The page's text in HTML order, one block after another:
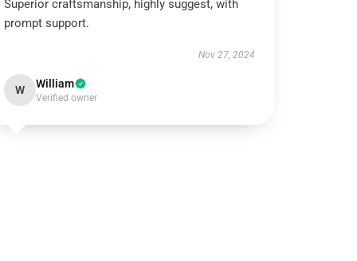
Superior craftsmanship, highly suggest, with
prompt support.
Nov 27, 2024
W William
Verified owner